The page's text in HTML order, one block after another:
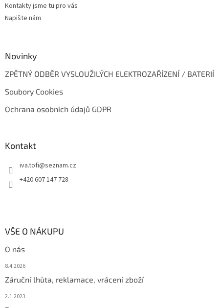
Kontakty jsme tu pro vás
Napište nám
Novinky
ZPĚTNÝ ODBĚR VYSLOUŽILÝCH ELEKTROZAŘÍZENÍ / BATERIÍ
Soubory Cookies
Ochrana osobních údajů GDPR
Kontakt
iva.tofi@seznam.cz
+420 607 147 728
VŠE O NÁKUPU
O nás
8.4.2026
Záruční lhůta, reklamace, vrácení zboží
2.1.2023